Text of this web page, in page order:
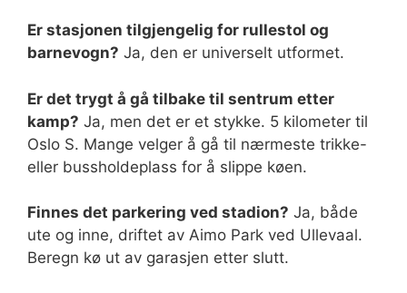
Er stasjonen tilgjengelig for rullestol og
barnevogn? Ja, den er universelt utformet.
Er det trygt å gå tilbake til sentrum etter
kamp? Ja, men det er et stykke. 5 kilometer til
Oslo S. Mange velger å gå til nærmeste trikke-
eller bussholdeplass for å slippe køen.
Finnes det parkering ved stadion? Ja, både
ute og inne, driftet av Aimo Park ved Ullevaal.
Beregn kø ut av garasjen etter slutt.